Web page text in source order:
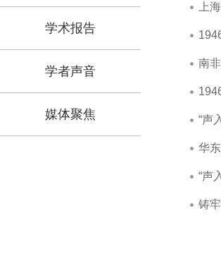
学术报告
学者声音
媒体聚焦
上
南
“声
华
“声
铸